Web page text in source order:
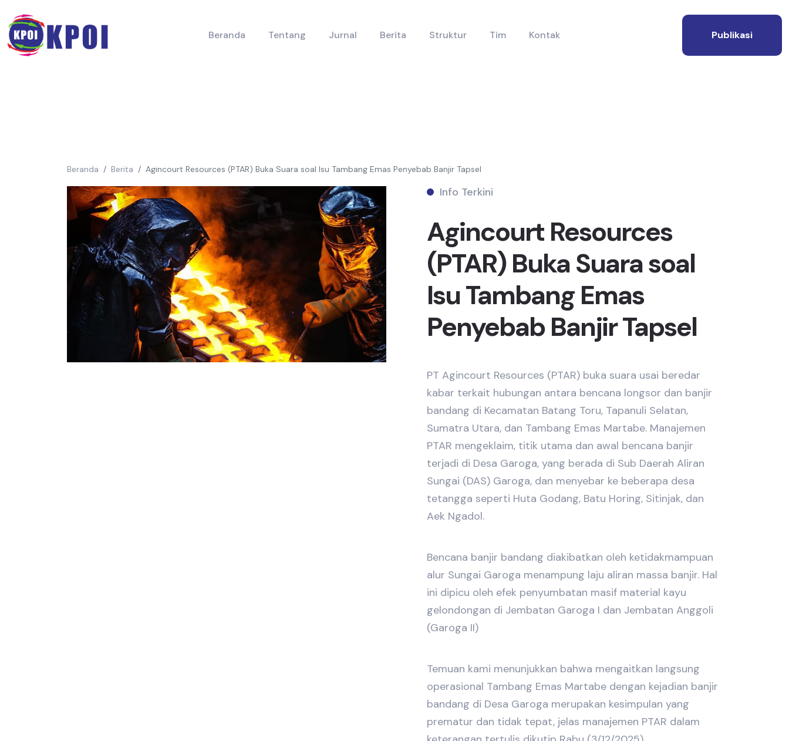
Beranda Tentang Jurnal Berita Struktur Tim Kontak Publikasi
Beranda Berita Agincourt Resources (PTAR) Buka Suara soal Isu Tambang Emas Penyebab Banjir Tapsel
Info Terkini
Agincourt Resources
(PTAR) Buka Suara soal
Isu Tambang Emas
Penyebab Banjir Tapsel
PT Agincourt Resources (PTAR) buka suara usai beredar
kabar terkait hubungan antara bencana longsor dan banjir
bandang di Kecamatan Batang Toru, Tapanuli Selatan,
Sumatra Utara, dan Tambang Emas Martabe. Manajemen
PTAR mengeklaim, titik utama dan awal bencana banjir
terjadi di Desa Garoga, yang berada di Sub Daerah Aliran
Sungai (DAS) Garoga, dan menyebar ke beberapa desa
tetangga seperti Huta Godang, Batu Horing, Sitinjak, dan
Aek Ngadol.
Bencana banjir bandang diakibatkan oleh ketidakmampuan
alur Sungai Garoga menampung laju aliran massa banjir. Hal
ini dipicu oleh efek penyumbatan masif material kayu
gelondongan di Jembatan Garoga I dan Jembatan Anggoli
(Garoga II)
Temuan kami menunjukkan bahwa mengaitkan langsung
operasional Tambang Emas Martabe dengan kejadian banjir
bandang di Desa Garoga merupakan kesimpulan yang
prematur dan tidak tepat, jelas manajemen PTAR dalam